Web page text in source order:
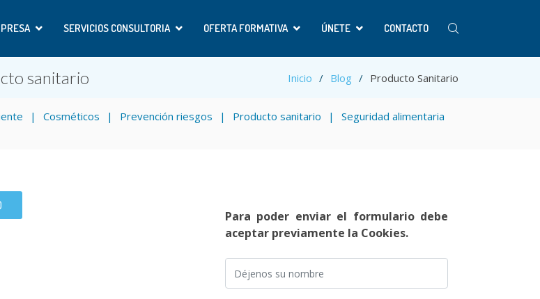
SERVICIOS CONSULTORIA OFERTA FORMATIVA ÚNETE CONTACTO
sanitario Inicio Blog Producto Sanitario
Cosméticos Prevención riesgos Producto sanitario
Seguridad alimentaria
Para poder enviar el formulario debe
aceptar previamente la Cookies.